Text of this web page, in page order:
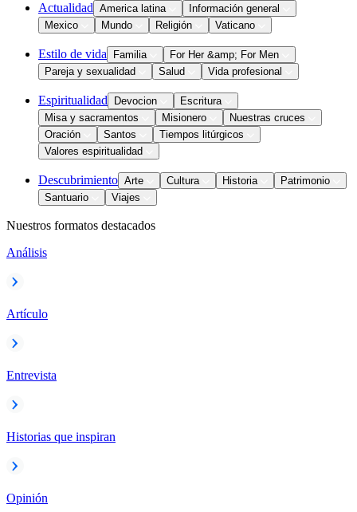
Actualidad America latina
Información general
Mexico
Mundo Religión Vaticano
Estilo de vida Familia
For Her &amp; For Men
Pareja y sexualidad
Salud Vida profesional
Espiritualidad Devocion
Escritura
Misa y sacramentos
Misionero
Nuestras cruces
Oración
Santos
Tiempos litúrgicos
Valores espiritualidad
Descubrimiento Arte Cultura Historia
Patrimonio
Santuario
Viajes
Nuestros formatos destacados
Análisis
Artículo
Entrevista
Historias que inspiran
Opinión